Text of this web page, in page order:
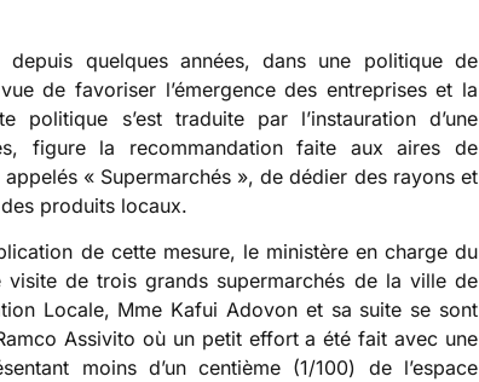
depuis quelques années, dans une politique de
de favoriser l’émergence des entreprises et la
politique s’est traduite par l’instauration d’une
figure la recommandation faite aux aires de
« Supermarchés », de dédier des rayons et
produits locaux.
de cette mesure, le ministère en charge du
de trois grands supermarchés de la ville de
Locale, Mme Kafui Adovon et sa suite se sont
Assivito où un petit effort a été fait avec une
moins d’un centième (1/100) de l’espace